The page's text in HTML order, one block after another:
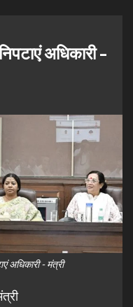
अधिकारी –
अधिकारी - मंत्री